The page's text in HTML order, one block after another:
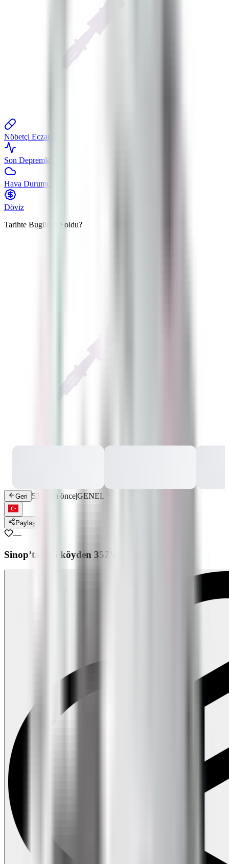
Nöbetçi Eczane
Son Depremler
Hava Durumu
Döviz
Tarihte Bugün
Ne oldu?
Geri 534 gün önce|GENEL
Paylaş
—
Sinop’ta 465 köyden 357’sinin yolu kapandı